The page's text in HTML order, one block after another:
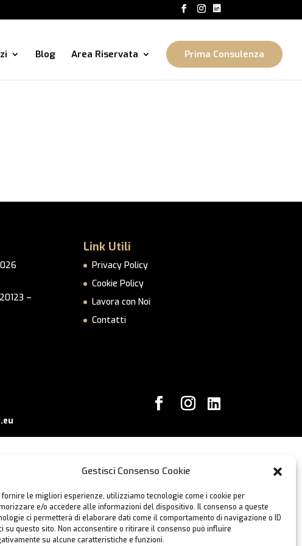
Gestisci Consenso Cookie
fornire le migliori esperienze, utilizziamo tecnologie come i cookie per
e/o accedere alle informazioni del dispositivo. Il consenso a queste
ci permetterà di elaborare dati come il comportamento di navigazione o ID
su questo sito. Non acconsentire o ritirare il consenso può influire
su alcune caratteristiche e funzioni.
Blog Area Riservata Prima Consulenza
–
Link Utili
Privacy Policy
Cookie Policy
Lavora con Noi
Contatti